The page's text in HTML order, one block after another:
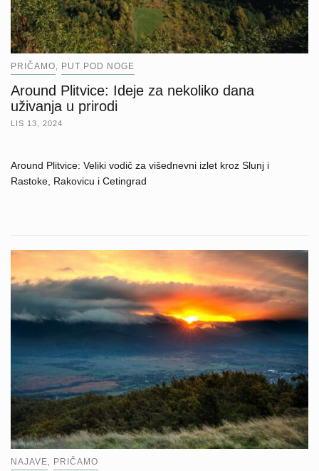
PRIČAMO PUT POD NOGE
Around Plitvice: Ideje za nekoliko dana
uživanja u prirodi
LIS 13, 2024
Around Plitvice: Veliki vodič za višednevni izlet kroz Slunj i
Rastoke, Rakovicu i Cetingrad
NAJAVE PRIČAMO